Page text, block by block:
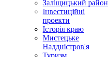
Заліщицький район
Інвестиційні
проекти
Історія краю
Мистецьке
Наддністров'я
Туризм